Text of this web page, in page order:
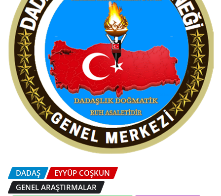
DADAŞ
EYYÜP COŞKUN
GENEL ARAŞTIRMALAR